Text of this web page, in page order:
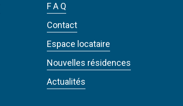
F A Q
Contact
Espace locataire
Nouvelles résidences
Actualités